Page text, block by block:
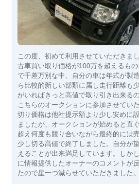
この度、初めて利用させていただきま
古車買い取り価格が100万を超えるも
で千差万別な中、自分の車は年式が製
ら比較的新しい部類に属し走行距離も
がいればきっと高値で取り引き出来る
こちらのオークションに参加させてい
切り価格は他社提示額より少し安めに
ましたが、オークションが始めると直
超え何度も競り合いながら最終的には
少し切る高値で終了しました。自分が
えることが出来満足しています。しか
に情報提供したオーナーのコメントが
たので星一つ減らせていただきました。